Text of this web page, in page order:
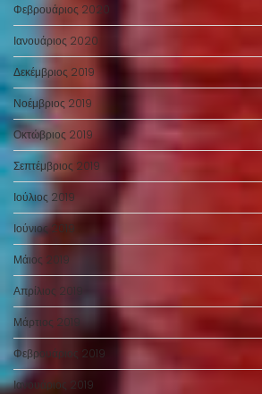
Φεβρουάριος 2020
Ιανουάριος 2020
Δεκέμβριος 2019
Νοέμβριος 2019
Οκτώβριος 2019
Σεπτέμβριος 2019
Ιούλιος 2019
Ιούνιος 2019
Μάιος 2019
Απρίλιος 2019
Μάρτιος 2019
Φεβρουάριος 2019
Ιανουάριος 2019